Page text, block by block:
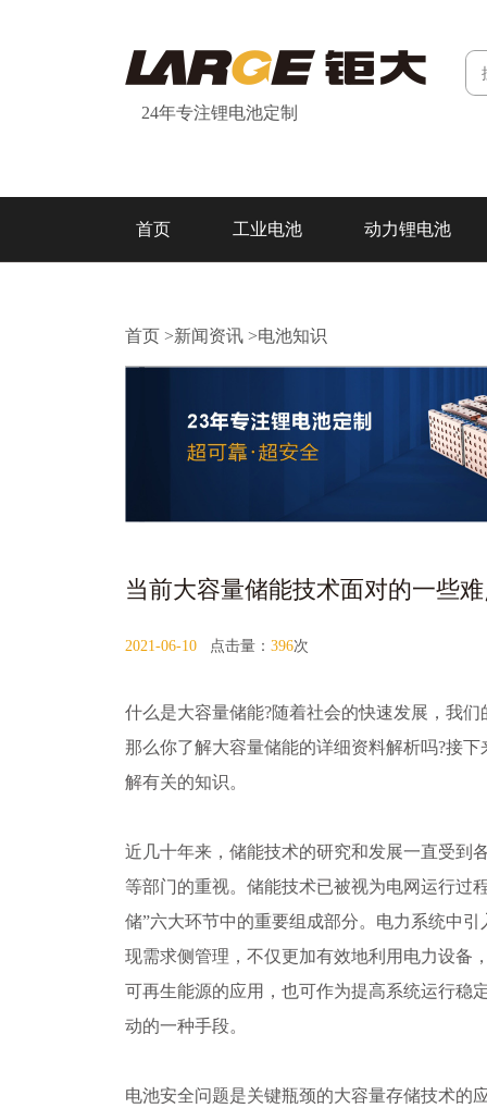
24年专注锂电池定制
首页 工业电池 动力锂电池
首页 >新闻资讯 >电池知识
当前大容量储能技术面对的一些
2021-06-10 点击量： 396次
什么是大容量储能?随着社会的快速发展，我
那么你了解大容量储能的详细资料解析吗?接
解有关的知识。
近几十年来，储能技术的研究和发展一直受到
等部门的重视。储能技术已被视为电网运行
储”六大环节中的重要组成部分。电力系统中
现需求侧管理，不仅更加有效地利用电力设备
可再生能源的应用，也可作为提高系统运行稳
动的一种手段。
电池安全问题是关键瓶颈的大容量存储技术的